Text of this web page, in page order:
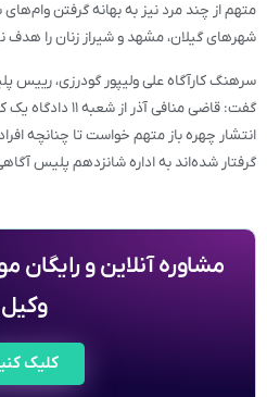
متهم از چند مرد نیز به بهانه گرفتن
شهرهای گیلان، مشهد و شیراز زنان را
سرهنگ کارآگاه علی ولیپور گودرزی، رییس
گفت: قاضی منافی
انتشار چهره باز متهم خواست تا چنانچه
گرفتار شده‌اند به اداره شانزدهم پلیس
مشاوره آنلاین و
وکیل
کلیک